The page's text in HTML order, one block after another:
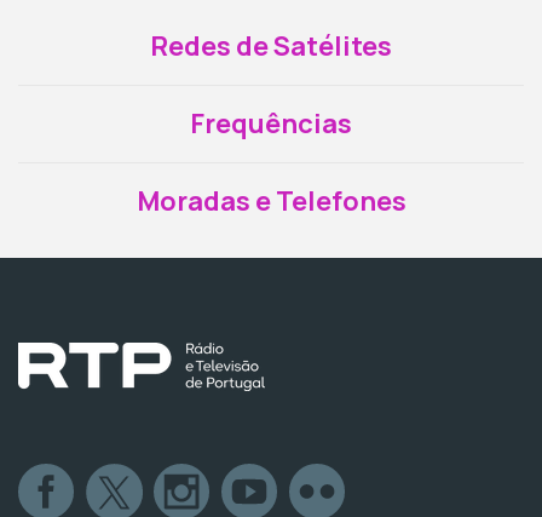
Redes de Satélites
Frequências
Moradas e Telefones